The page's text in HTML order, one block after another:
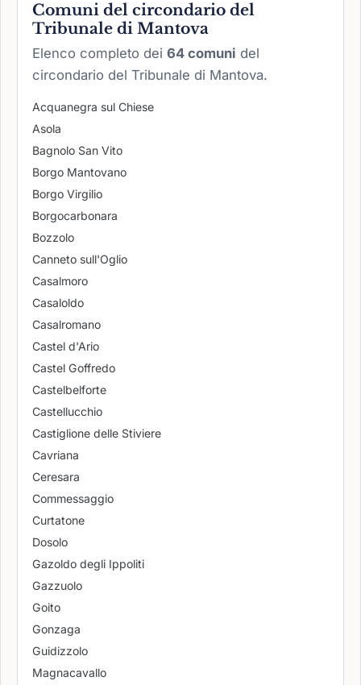
Comuni del circondario del
Tribunale di Mantova
Elenco completo dei 64 comuni del
circondario del Tribunale di Mantova.
Acquanegra sul Chiese
Asola
Bagnolo San Vito
Borgo Mantovano
Borgo Virgilio
Borgocarbonara
Bozzolo
Canneto sull'Oglio
Casalmoro
Casaloldo
Casalromano
Castel d'Ario
Castel Goffredo
Castelbelforte
Castellucchio
Castiglione delle Stiviere
Cavriana
Ceresara
Commessaggio
Curtatone
Dosolo
Gazoldo degli Ippoliti
Gazzuolo
Goito
Gonzaga
Guidizzolo
Magnacavallo